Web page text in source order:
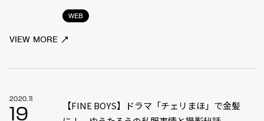
WEB
VIEW MORE
2020.11
19
【FINE BOYS】ドラマ「チェリまほ」で金髪